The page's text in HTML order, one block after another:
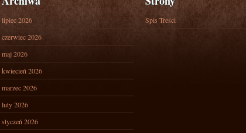
lipiec 2026
czerwiec 2026
maj 2026
kwiecień 2026
marzec 2026
luty 2026
styczeń 2026
Spis Treści